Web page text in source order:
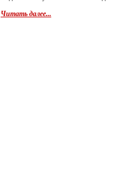
Читать далее...